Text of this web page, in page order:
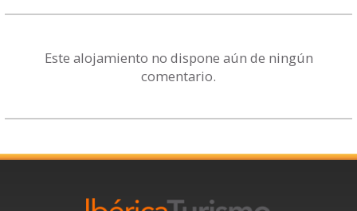
Este alojamiento no dispone aún de ningún
comentario.